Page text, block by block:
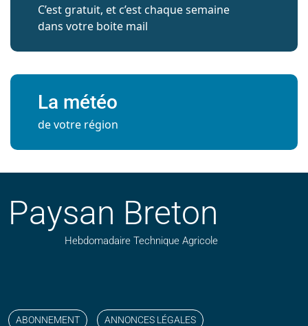
C’est gratuit, et c’est chaque semaine
dans votre boite mail
La météo
de votre région
Paysan Breton
Hebdomadaire Technique Agricole
ABONNEMENT ANNONCES LÉGALES